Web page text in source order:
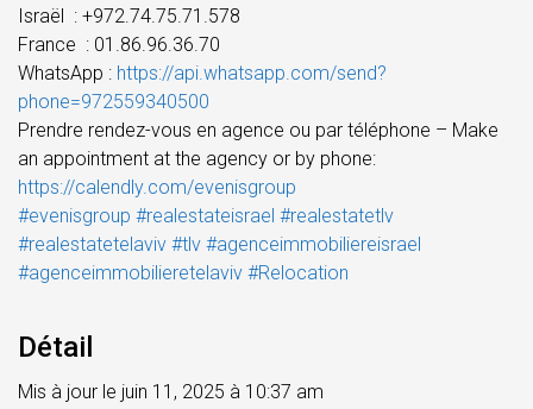
Israël : +972.74.75.71.578
France : 01.86.96.36.70
WhatsApp : https://api.whatsapp.com/send?
phone=972559340500
Prendre rendez-vous en agence ou par téléphone – Make
an appointment at the agency or by phone:
https://calendly.com/evenisgroup
#evenisgroup #realestateisrael #realestatetlv
#realestatetelaviv #tlv #agenceimmobiliereisrael
#agenceimmobilieretelaviv #Relocation
Détail
Mis à jour le juin 11, 2025 à 10:37 am